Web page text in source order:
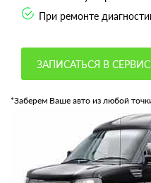
При ремонте
ЗАПИСАТЬСЯ В СЕРВИС
*Заберем Ваше авто из любой